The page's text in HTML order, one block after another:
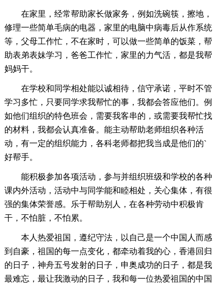
在家里，经常帮助家长做家务，例如洗碗筷，擦地，
修理一些简单毛病的电器，家里的电脑中病毒后从作系统
等，父母工作忙，不在家时，可以做一些简单的饭菜，帮
助表弟表妹学习，爸爸工作忙，家里的力气活，都是我帮
妈妈干。
在学校和同学相处能以诚相待，信守承诺，平时不管
学习多忙，只要同学求我帮忙的事，我都会答应他们。例
如他们组织的特色班会，需要我客串的，或需要我帮忙找
的材料，我都会认真准备。能主动帮助老师组织各种活
动，有一定的组织能力，各科老师都把我当成是他们的`
好帮手。
能积极参加各项活动，参与并组织班级和学校的各种
课内外活动，活动中与同学能和睦相处，关心集体，有很
强的集体荣誉感。乐于帮助别人，在各种劳动中积极肯
干，不怕脏，不怕累。
本人热爱祖国，遵纪守法，以自己是一个中国人而感
到自豪，祖国的每一点变化，都牵动着我的心，香港回归
的日子，神舟五号发射的日子，申奥成功的日子，都是我
最难忘，最让我激动的日子，我和每一位热爱祖国的中国